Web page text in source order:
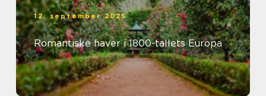
12. september 2025
Romantiske haver i 1800-tallets Europa